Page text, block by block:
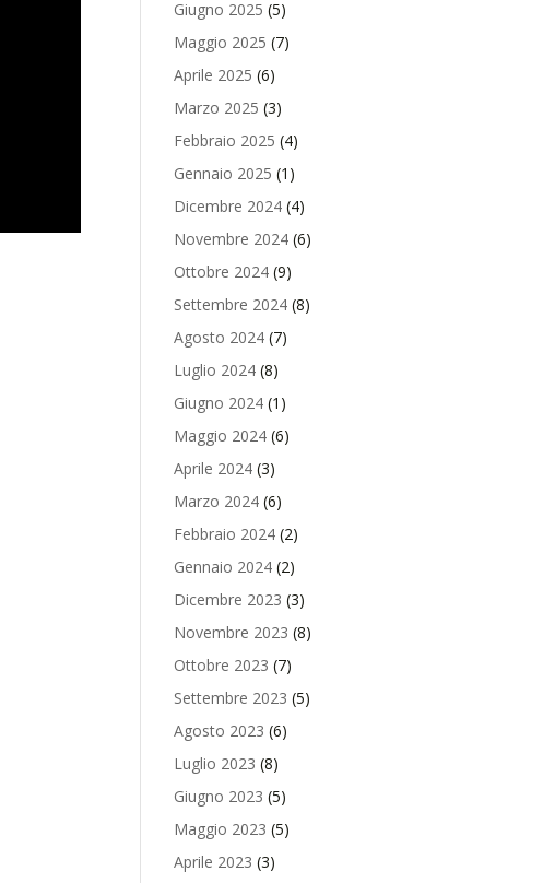
Giugno 2025 (5)
Maggio 2025 (7)
Aprile 2025 (6)
Marzo 2025 (3)
Febbraio 2025 (4)
Gennaio 2025 (1)
Dicembre 2024(4)
Novembre 2024(6)
Ottobre 2024(9)
Settembre 2024(8)
Agosto 2024(7)
Luglio 2024(8)
Giugno 2024(1)
Maggio 2024(6)
Aprile 2024(3)
Marzo 2024(6)
Febbraio 2024(2)
Gennaio 2024(2)
Dicembre 2023 (3)
Novembre 2023 (8)
Ottobre 2023 (7)
Settembre 2023 (5)
Agosto 2023 (6)
Luglio 2023 (8)
Giugno 2023 (5)
Maggio 2023 (5)
Aprile 2023 (3)